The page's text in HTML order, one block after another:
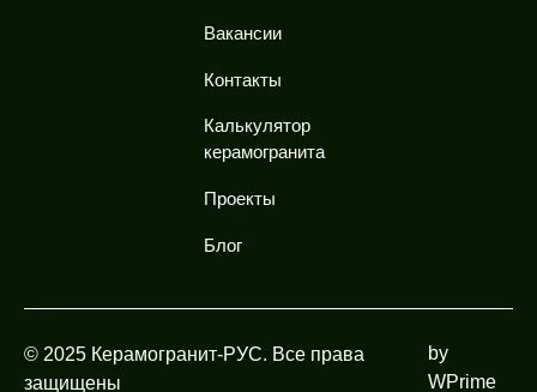
Вакансии
Контакты
Калькулятор
керамогранита
Проекты
Блог
© 2025 Керамогранит-РУС. Все права
защищены
by
WPrime